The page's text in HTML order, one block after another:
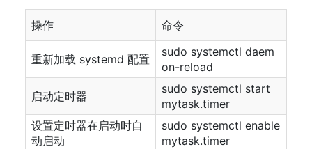
操作 命令
重新加载 systemd 配置
sudo systemctl daem
on-reload
启动定时器
sudo systemctl start
mytask.timer
设置定时器在启动时自
动启动
sudo systemctl enable
mytask.timer